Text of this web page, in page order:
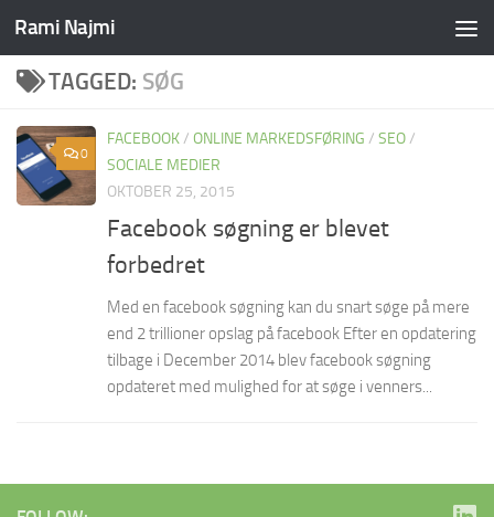
Skip to content
Rami Najmi
TAGGED: SØG
0
FACEBOOK/ ONLINE MARKEDSFØRING / SEO/
SOCIALE MEDIER
OKTOBER 25, 2015
Facebook søgning er blevet
forbedret
Med en facebook søgning kan du snart søge på mere
end 2 trillioner opslag på facebook Efter en opdatering
tilbage i December 2014 blev facebook søgning
opdateret med mulighed for at søge i venners...